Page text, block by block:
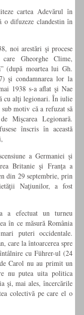
cartea Adevărul în
o difuzeze clandestin în
noi arestări şi procese
Gheorghe Clime,
(după moartea lui Gh.
şi condamnarea lor la
1938 s-a aflat şi Nae
cu alţi legionari. În iulie
motiv că a refuzat să
Mişcarea Legionară.
înscris în această
a Germaniei şi
Britanie şi Franţa a
din 29 septembrie, prin
Naţiunilor, a fost
a efectuat un turneu
în ce măsură România
puteri occidentale.
care la întoarcerea spre
cu Führer-ul (24
Carol nu au primit un
nu putea uita politica
şi, mai ales, încercările
co­lectivă pe care el o